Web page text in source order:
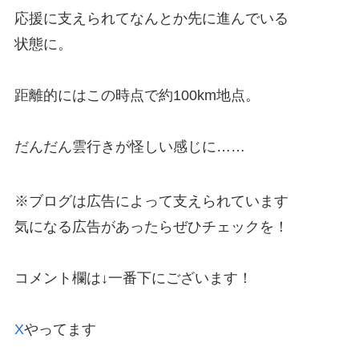
応援に支えられてなんとか先に進んでいる
状態に。
距離的にはこの時点で約100km地点。
だんだん雲行きが怪しい感じに……
※ブログは広告によって支えられています
気になる広告があったらぜひチェックを！
コメント欄は↓一番下にございます！
Xやってます